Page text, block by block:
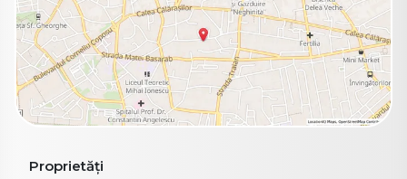
Proprietăți